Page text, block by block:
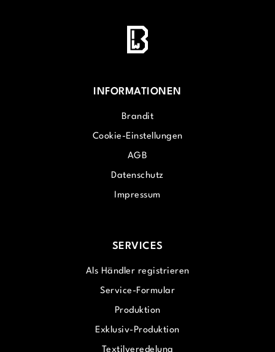
INFORMATIONEN
Brandit
Cookie-Einstellungen
AGB
Datenschutz
Impressum
SERVICES
Als Händler registrieren
Service-Formular
Produktion
Exklusiv-Produktion
Textilveredelung